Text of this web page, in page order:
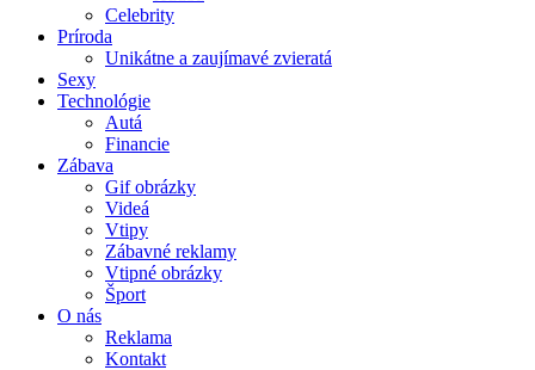
Celebrity
Príroda
Unikátne a zaujímavé zvieratá
Sexy
Technológie
Autá
Financie
Zábava
Gif obrázky
Videá
Vtipy
Zábavné reklamy
Vtipné obrázky
Šport
O nás
Reklama
Kontakt